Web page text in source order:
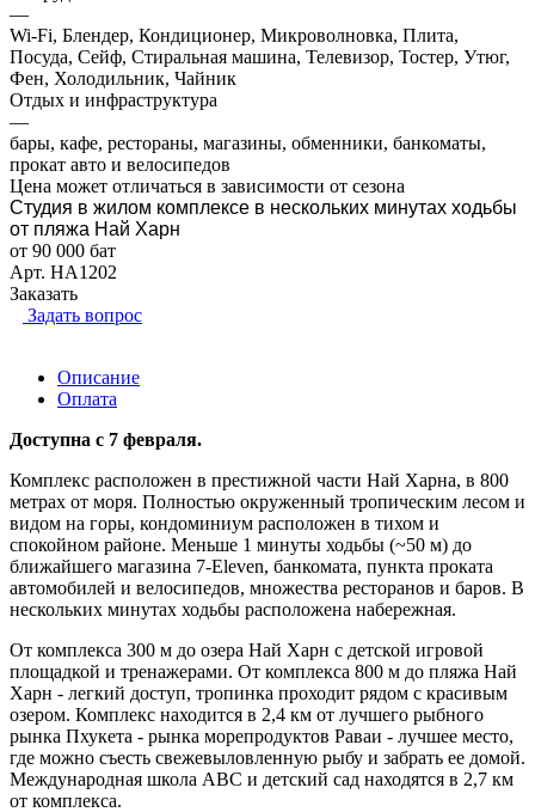
—
Wi-Fi, Блендер, Кондиционер, Микроволновка, Плита,
Посуда, Сейф, Стиральная машина, Телевизор, Тостер, Утюг,
Фен, Холодильник, Чайник
Отдых и инфраструктура
—
бары, кафе, рестораны, магазины, обменники, банкоматы,
прокат авто и велосипедов
Цена может отличаться в зависимости от сезона
Студия в жилом комплексе в нескольких минутах ходьбы
от пляжа Най Харн
от 90 000 бат
Арт. НА1202
Заказать
Задать вопрос
Описание
Оплата
Доступна с 7 февраля.
Комплекс расположен в престижной части Най Харна, в 800
метрах от моря. Полностью окруженный тропическим лесом и
видом на горы, кондоминиум расположен в тихом и
спокойном районе. Меньше 1 минуты ходьбы (~50 м) до
ближайшего магазина 7-Eleven, банкомата, пункта проката
автомобилей и велосипедов, множества ресторанов и баров. В
нескольких минутах ходьбы расположена набережная.
От комплекса 300 м до озера Най Харн с детской игровой
площадкой и тренажерами. От комплекса 800 м до пляжа Най
Харн - легкий доступ, тропинка проходит рядом с красивым
озером. Комплекс находится в 2,4 км от лучшего рыбного
рынка Пхукета - рынка морепродуктов Раваи - лучшее место,
где можно съесть свежевыловленную рыбу и забрать ее домой.
Международная школа ABC и детский сад находятся в 2,7 км
от комплекса.